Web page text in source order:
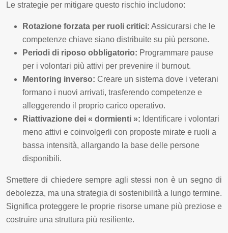
Le strategie per mitigare questo rischio includono:
Rotazione forzata per ruoli critici: Assicurarsi che le
competenze chiave siano distribuite su più persone.
Periodi di riposo obbligatorio: Programmare pause
per i volontari più attivi per prevenire il burnout.
Mentoring inverso: Creare un sistema dove i veterani
formano i nuovi arrivati, trasferendo competenze e
alleggerendo il proprio carico operativo.
Riattivazione dei « dormienti »: Identificare i volontari
meno attivi e coinvolgerli con proposte mirate e ruoli a
bassa intensità, allargando la base delle persone
disponibili.
Smettere di chiedere sempre agli stessi non è un segno di
debolezza, ma una strategia di sostenibilità a lungo termine.
Significa proteggere le proprie risorse umane più preziose e
costruire una struttura più resiliente.